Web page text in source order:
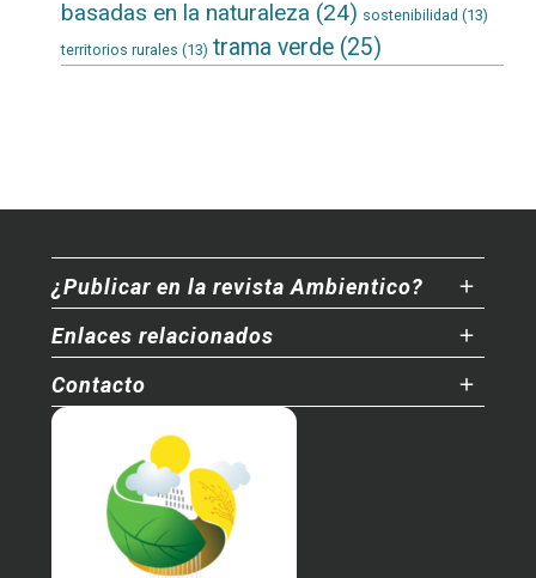
basadas en la naturaleza (24) sostenibilidad (13)
territorios rurales (13) trama verde(25)
¿Publicar en la revista Ambientico?
Enlaces relacionados
Contacto